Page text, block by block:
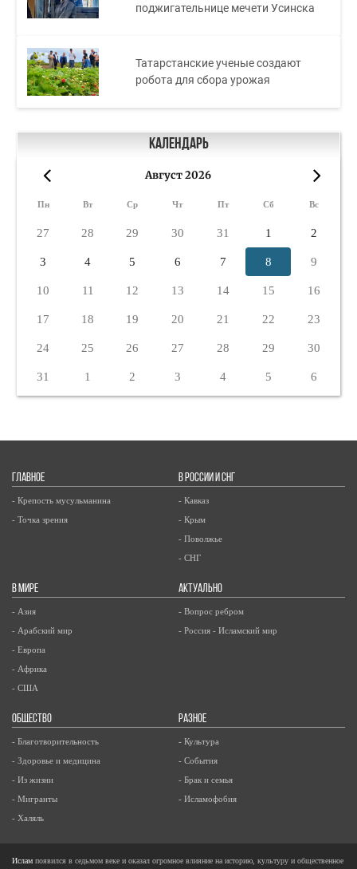
поджигательнице мечети Усинска
Татарстанские ученые создают
робота для сбора урожая
Календарь
Август 2026
Пн Вт Ср Чт Пт Сб Вс
27 28 29 30 31 1 2
3 4 5 6 7 8 9
10 11 12 13 14 15 16
17 18 19 20 21 22 23
24 25 26 27 28 29 30
31 1 2 3 4 5 6
ГЛАВНОЕ
- Крепость мусульманина
- Точка зрения
В РОССИИ И СНГ
- Кавказ
- Крым
- Поволжье
- СНГ
В МИРЕ
- Азия
- Арабский мир
- Европа
- Африка
- США
АКТУАЛЬНО
- Вопрос ребром
- Россия - Исламский мир
ОБЩЕСТВО
- Благотворительность
- Здоровье и медицина
- Из жизни
- Мигранты
- Халяль
РАЗНОЕ
- Культура
- События
- Брак и семья
- Исламофобия
Ислам появился в седьмом веке и оказал огромное влияние на историю, культуру и общественное